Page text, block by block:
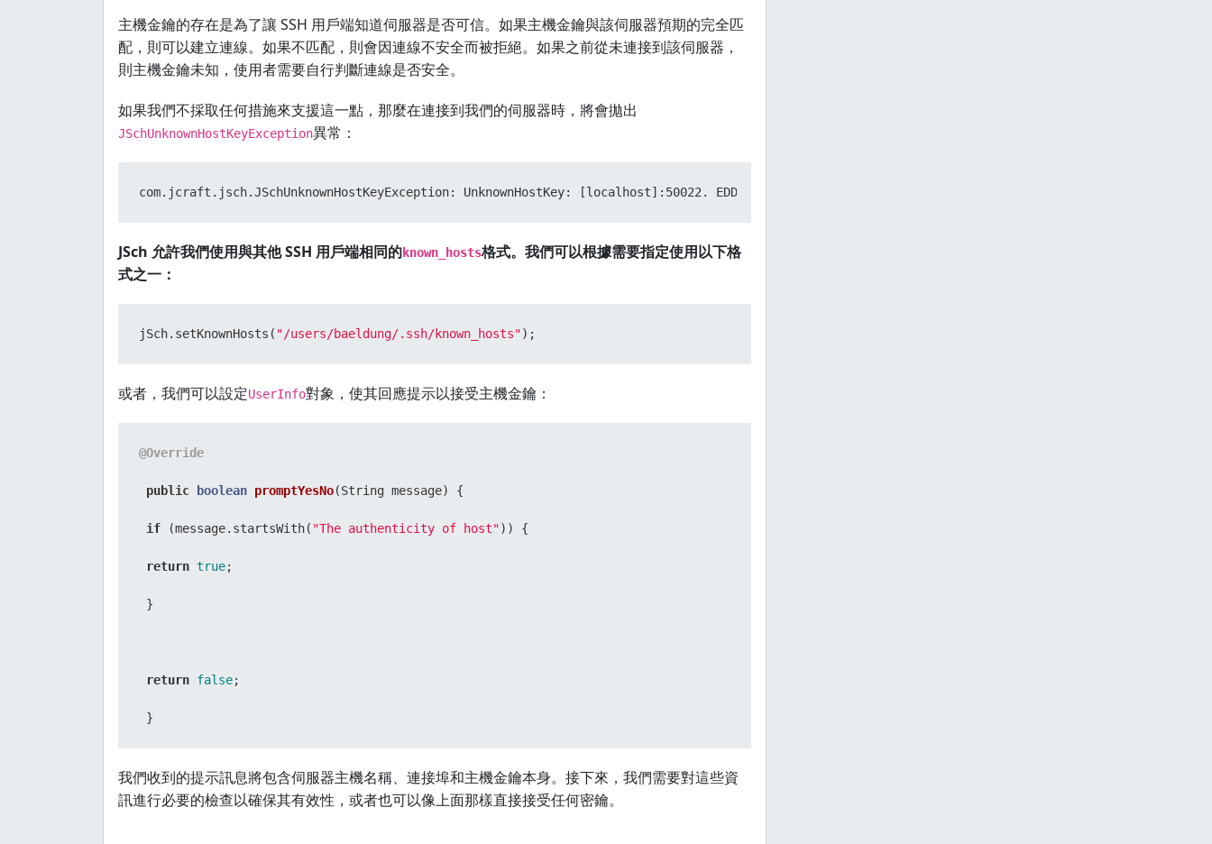
public boolean promptYesNo (String message) {
return false ;
}
@Override
});
主機金鑰的存在是為了讓 SSH 用戶端知道伺服器是否可信。如果主機金鑰與該伺服器預期的完全匹
配，則可以建立連線。如果不匹配，則會因連線不安全而被拒絕。如果之前從未連接到該伺服器，
則主機金鑰未知，使用者需要自行判斷連線是否安全。
如果我們不採取任何措施來支援這一點，那麼在連接到我們的伺服器時，將會拋出
JSchUnknownHostKeyException異常：
JSch 允許我們使用與其他 SSH 用戶端相同的known_hosts格式。我們可以根據需要指定使用以下格
式之一：
jSch.setKnownHosts( "/users/baeldung/.ssh/known_hosts");
或者，我們可以設定UserInfo對象，使其回應提示以接受主機金鑰：
@Override
public boolean promptYesNo(String message) {
if (message.startsWith( "The authenticity of host")) {
return true;
}
return false;
我們收到的提示訊息將包含伺服器主機名稱、連接埠和主機金鑰本身。接下來，我們需要對這些資
訊進行必要的檢查以確保其有效性，或者也可以像上面那樣直接接受任何密鑰。